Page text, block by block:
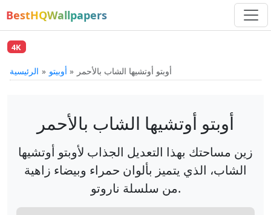
BestHQWallpapers
4K
الرئيسية أوبيتو أوبتو أوتشيها الشاب بالأحمر
أوبتو أوتشيها الشاب بالأحمر
زين مساحتك بهذا التعديل الجذاب لأوبتو أوتشيها
الشاب، الذي يتميز بألوان حمراء وبيضاء زاهية
من سلسلة ناروتو.